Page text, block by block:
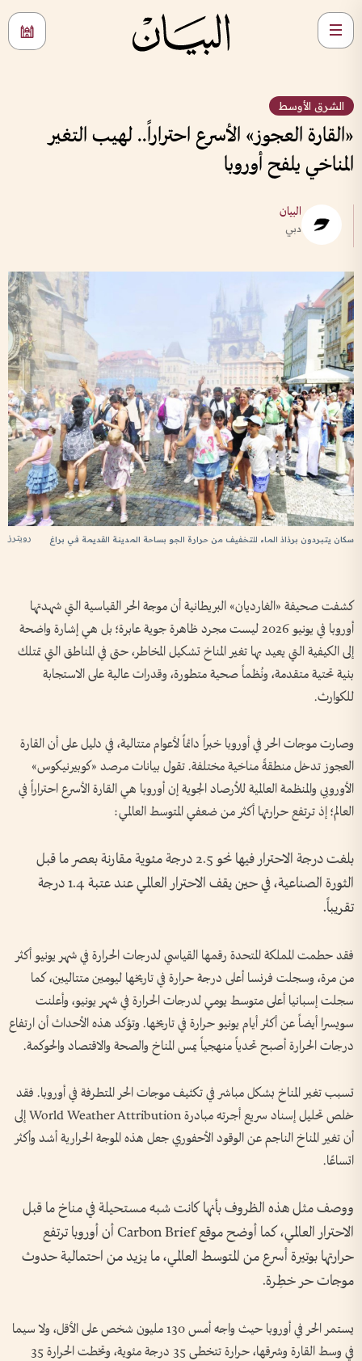
الشرق الأوسط
«القارة العجوز» الأسرع احتراراً.. لهيب التغير
المناخي يلفح أوروبا
البيان
دبي
رويترز سكان يتبردون برذاذ الماء للتخفيف من حرارة الجو بساحة المدينة القديمة في براغ
كشفت صحيفة «الغارديان» البريطانية أن موجة الحر القياسية التي شهدتها
أوروبا في يونيو 2026 ليست مجرد ظاهرة جوية عابرة؛ بل هي إشارة واضحة
إلى الكيفية التي يعيد بها تغير المناخ تشكيل المخاطر، حتى في المناطق التي تمتلك
بنية تحتية متقدمة، ونُظماً صحية متطورة، وقدرات عالية على الاستجابة
للكوارث.
وصارت موجات الحر في أوروبا خبراً دائماً لأعوام متتالية، في دليل على أن القارة
العجوز تدخل منطقةً مناخية مختلفة. تقول بيانات مرصد «كوبيرنيكوس»
الأوروبي والمنظمة العالمية للأرصاد الجوية إن أوروبا هي القارة الأسرع احتراراً في
العالم؛ إذ ترتفع حرارتها أكثر من ضعفي المتوسط العالمي:
بلغت درجة الاحترار فيها نحو 2.5 درجة مئوية مقارنة بعصر ما قبل
الثورة الصناعية، في حين يقف الاحترار العالمي عند عتبة 1.4 درجة
تقريباً.
فقد حطمت المملكة المتحدة رقمها القياسي لدرجات الحرارة في شهر يونيو أكثر
من مرة، وسجلت فرنسا أعلى درجة حرارة في تاريخها ليومين متتاليين، كما
سجلت إسبانيا أعلى متوسط يومي لدرجات الحرارة في شهر يونيو، وأعلنت
سويسرا أيضاً عن أكثر أيام يونيو حرارة في تاريخها. وتؤكد هذه الأحداث أن ارتفاع
درجات الحرارة أصبح تحدياً منهجياً يمس المناخ والصحة والاقتصاد والحوكمة.
تسبب تغير المناخ بشكل مباشر في تكثيف موجات الحر المتطرفة في أوروبا. فقد
خلص تحليل إسناد سريع أجرته مبادرة World Weather Attribution إلى
أن تغير المناخ الناجم عن الوقود الأحفوري جعل هذه الموجة الحرارية أشد وأكثر
اتساعًا.
ووصف مثل هذه الظروف بأنها كانت شبه مستحيلة في مناخ ما قبل
الاحترار العالمي، كما أوضح موقع Carbon Brief أن أوروبا ترتفع
حرارتها بوتيرة أسرع من المتوسط العالمي، ما يزيد من احتمالية حدوث
موجات حر خطِرة.
يستمر الحر في أوروبا حيث واجه أمس 130 مليون شخص على الأقل، ولا سيما
في وسط القارة وشرقها، حرارة تتخطى 35 درجة مئوية، وتخطت الحرارة 35